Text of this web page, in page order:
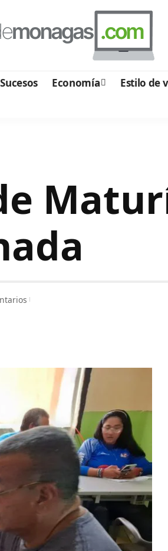
Sucesos Economía Estilo de